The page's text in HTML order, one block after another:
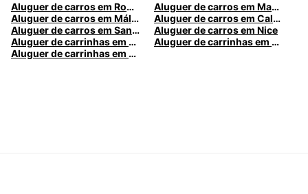
Aluguer de carros em Roma
Aluguer de carros em Madrid
Aluguer de carros em Málaga
Aluguer de carros em Caldas da Rainha
Aluguer de carros em Santa Maria da Feira
Aluguer de carros em Nice
Aluguer de carrinhas em Nice
Aluguer de carrinhas em Santa Maria da Feira
Aluguer de carrinhas em Caldas da Rainha